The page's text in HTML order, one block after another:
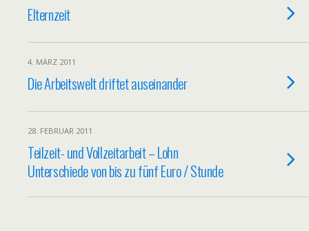
Elternzeit
4. MÄRZ 2011
Die Arbeitswelt driftet auseinander
28. FEBRUAR 2011
Teilzeit- und Vollzeitarbeit – Lohn
Unterschiede von bis zu fünf Euro / Stunde